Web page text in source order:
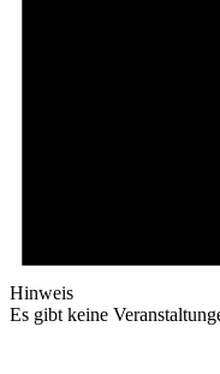
Hinweis
Es gibt keine